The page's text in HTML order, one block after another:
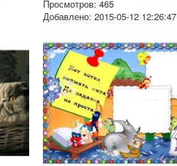
Просмотров: 465
Добавлено: 2015-05-12 12:26:47